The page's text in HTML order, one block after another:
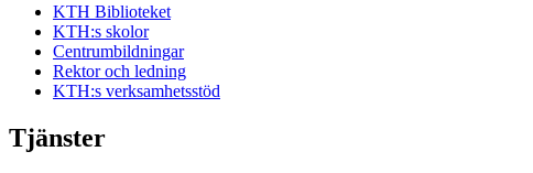
KTH Biblioteket
KTH:s skolor
Centrumbildningar
Rektor och ledning
KTH:s verksamhetsstöd
Tjänster